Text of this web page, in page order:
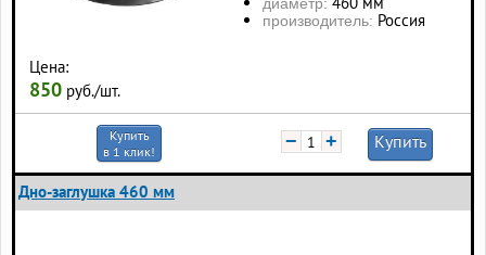
Цена:
850 руб./шт.
производитель: Россия
Купить
в 1 клик!
− + Купить
Дно-заглушка 460 мм